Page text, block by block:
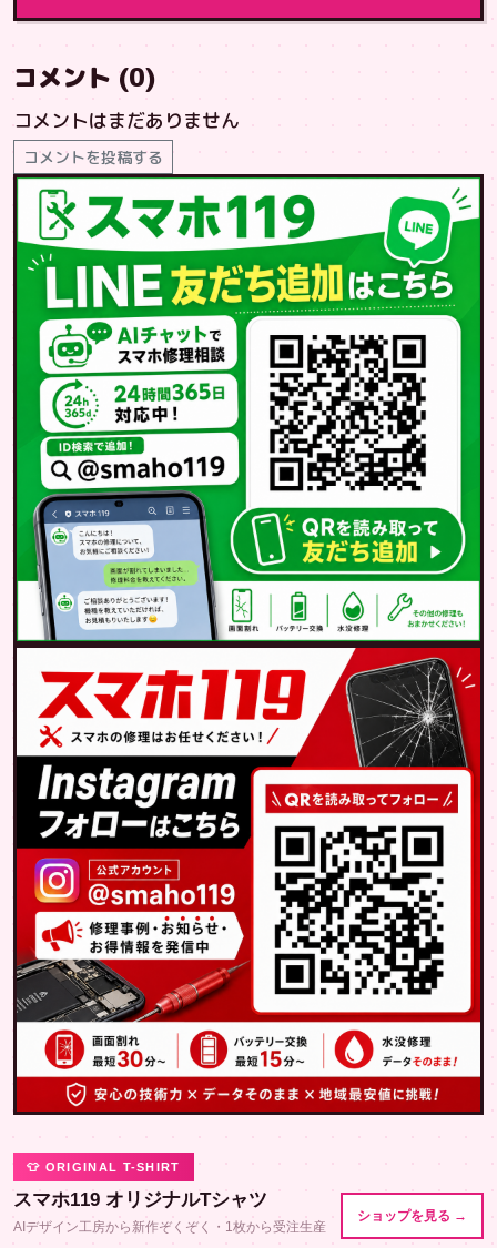
コメント (0)
コメントはまだありません
コメントを投稿する
👕 ORIGINAL T-SHIRT
スマホ119 オリジナルTシャツ
AIデザイン工房から新作ぞくぞく・1枚から受注生産
ショップを見る →